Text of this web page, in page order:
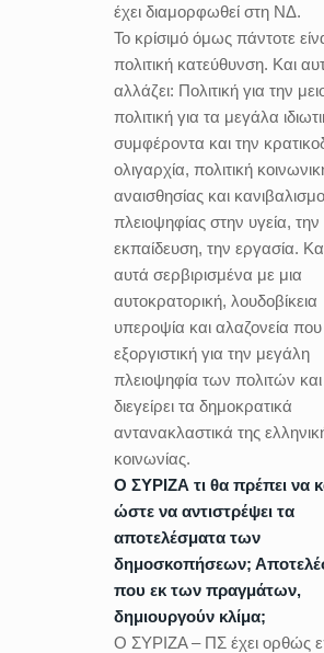
έχει διαμορφωθεί στη ΝΔ.
Το κρίσιμό όμως πάντοτε
πολιτική κατεύθυνση. Και
αλλάζει: Πολιτική για την
πολιτική για τα μεγάλα
συμφέροντα και την
ολιγαρχία, πολιτική
αναισθησίας και
πλειοψηφίας στην υγεία, την
εκπαίδευση, την εργασία.
αυτά σερβιρισμένα με μια
αυτοκρατορική, λουδοβίκεια
υπεροψία και αλαζονεία που
εξοργιστική για την μεγάλη
πλειοψηφία των πολιτών και
διεγείρει τα δημοκρατικά
αντανακλαστικά της
κοινωνίας.
Ο ΣΥΡΙΖΑ τι θα πρέπει να
ώστε να αντιστρέψει τα
αποτελέσματα των
δημοσκοπήσεων;
που εκ των πραγμάτων,
δημιουργούν κλίμα;
Ο ΣΥΡΙΖΑ – ΠΣ έχει ορθώς